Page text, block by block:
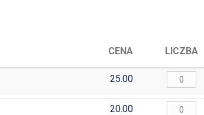
CENA LICZBA
25.00
20.00